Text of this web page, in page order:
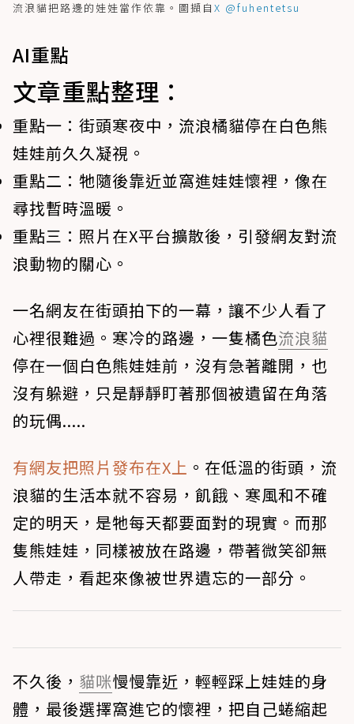
流浪貓把路邊的娃娃當作依靠。圖擷自 X @fuhentetsu
AI重點
文章重點整理：
重點一： 街頭寒夜中，流浪橘貓停在白色熊
娃娃前久久凝視。
重點二： 牠隨後靠近並窩進娃娃懷裡，像在
尋找暫時溫暖。
重點三： 照片在X平台擴散後，引發網友對流
浪動物的關心。
一名網友在街頭拍下的一幕，讓不少人看了
心裡很難過。寒冷的路邊，一隻橘色流浪貓
停在一個白色熊娃娃前，沒有急著離開，也
沒有躲避，只是靜靜盯著那個被遺留在角落
的玩偶.....
有網友把照片發布在X上 。在低溫的街頭，流
浪貓的生活本就不容易，飢餓、寒風和不確
定的明天，是牠每天都要面對的現實。而那
隻熊娃娃，同樣被放在路邊，帶著微笑卻無
人帶走，看起來像被世界遺忘的一部分。
不久後， 貓咪慢慢靠近，輕輕踩上娃娃的身
體，最後選擇窩進它的懷裡，把自己蜷縮起